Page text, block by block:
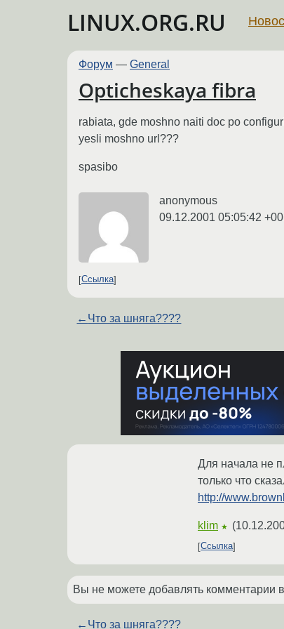
LINUX.ORG.RU
Форум — General
Opticheskaya fibra
rabiata, gde moshno naiti doc po
yesli moshno url???
spasibo
anonymous
09.12.2001 05:05:42
Ссылка
← Что за шняга????
Для начала не
только что
http://
klim ★ (
Ссылка
Вы не можете добавлять комментарии
← Что за шняга????